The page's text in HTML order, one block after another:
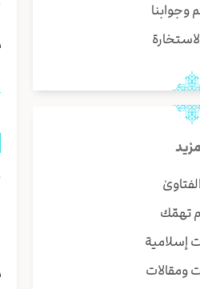
وجوابنا
تهمّك
إسلامية
ومقالات